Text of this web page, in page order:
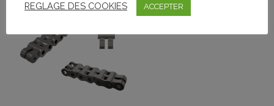
REGLAGE DES COOKIES ACCEPTER